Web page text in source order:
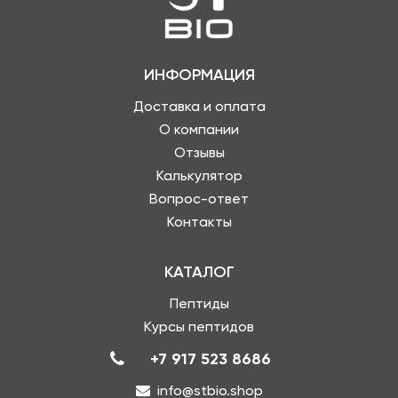
ИНФОРМАЦИЯ
Доставка и оплата
О компании
Отзывы
Калькулятор
Вопрос-ответ
Контакты
КАТАЛОГ
Пептиды
Курсы пептидов
+7 917 523 8686
info@stbio.shop